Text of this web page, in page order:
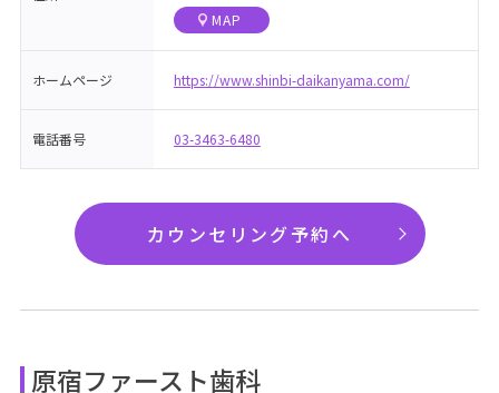
MAP
ホームページ https://www.shinbi-daikanyama.com/
電話番号 03-3463-6480
カウンセリング予約へ
原宿ファースト歯科